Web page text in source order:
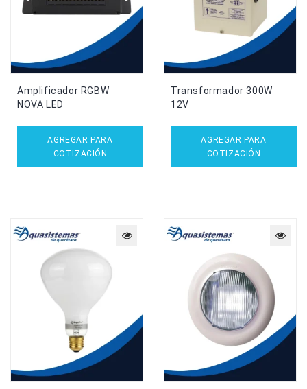
Amplificador RGBW
NOVA LED
AGREGAR PARA
COTIZACIÓN
Transformador 300W
12V
AGREGAR PARA
COTIZACIÓN